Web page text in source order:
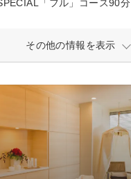
「フル」コース90分
その他の情報を表示